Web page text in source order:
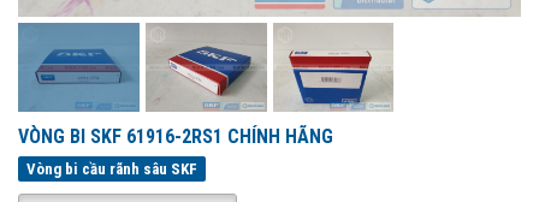
VÒNG BI SKF 61916-2RS1 CHÍNH HÃNG
Vòng bi cầu rãnh sâu SKF